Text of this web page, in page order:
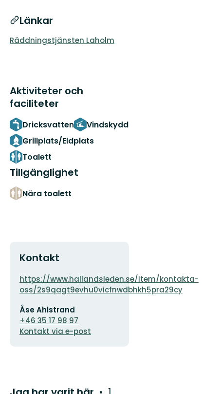
Länkar
Räddningstjänsten Laholm
Aktiviteter och
faciliteter
Dricksvatten
Vindskydd
Grillplats/Eldplats
Toalett
Tillgänglighet
Nära toalett
Kontakt
Adress
https://www.hallandsleden.se/item/kontakta-
oss/2s9qagt9evhu0vicfnwdbhkh5pra29cy
postadress
Åse Ahlstrand
+46 35 17 98 97
Kontakt via e-post